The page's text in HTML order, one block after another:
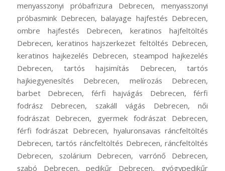
menyasszonyi próbafrizura Debrecen, menyasszonyi
próbasmink Debrecen, balayage hajfestés Debrecen,
ombre hajfestés Debrecen, keratinos hajfeltöltés
Debrecen, keratinos hajszerkezet feltöltés Debrecen,
keratinos hajkezelés Debrecen, steampod hajkezelés
Debrecen, tartós hajsimítás Debrecen, tartós
hajkiegyenesítés Debrecen, melírozás Debrecen,
barbet Debrecen, férfi hajvágás Debrecen, férfi
fodrász Debrecen, szakáll vágás Debrecen, női
fodrászat Debrecen, gyermek fodrászat Debrecen,
férfi fodrászat Debrecen, hyaluronsavas ráncfeltöltés
Debrecen, tartós ráncfeltöltés Debrecen, ráncfeltöltés
Debrecen, szolárium Debrecen, varrónő Debrecen,
szabó Debrecen, pedikűr Debrecen, gyógypedikűr